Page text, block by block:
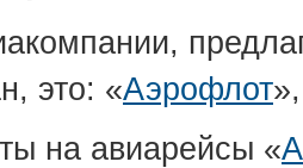
это: «Аэрофлот
на авиарейсы «